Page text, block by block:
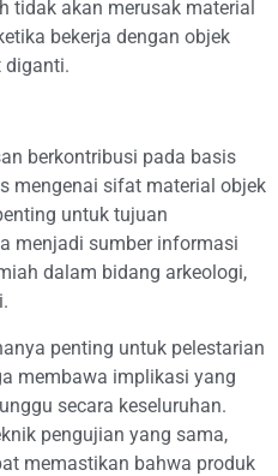
tidak akan merusak material
bekerja dengan objek
diganti.
berkontribusi pada basis
mengenai sifat material objek
untuk tujuan
menjadi sumber informasi
dalam bidang arkeologi,
penting untuk pelestarian
membawa implikasi yang
secara keseluruhan.
pengujian yang sama,
memastikan bahwa produk